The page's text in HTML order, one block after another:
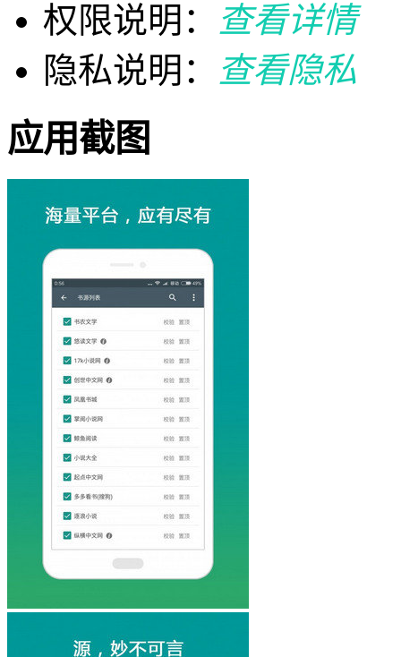
权限说明：
查看详情
隐私说明：
查看隐私
应用截图